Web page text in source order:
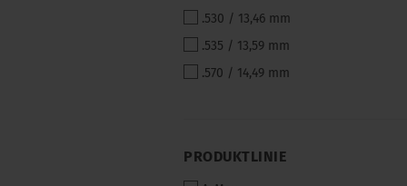
.530 / 13,46 mm
.535 / 13,59 mm
.570 / 14,49 mm
PRODUKTLINIE
PRODUKTLINIE